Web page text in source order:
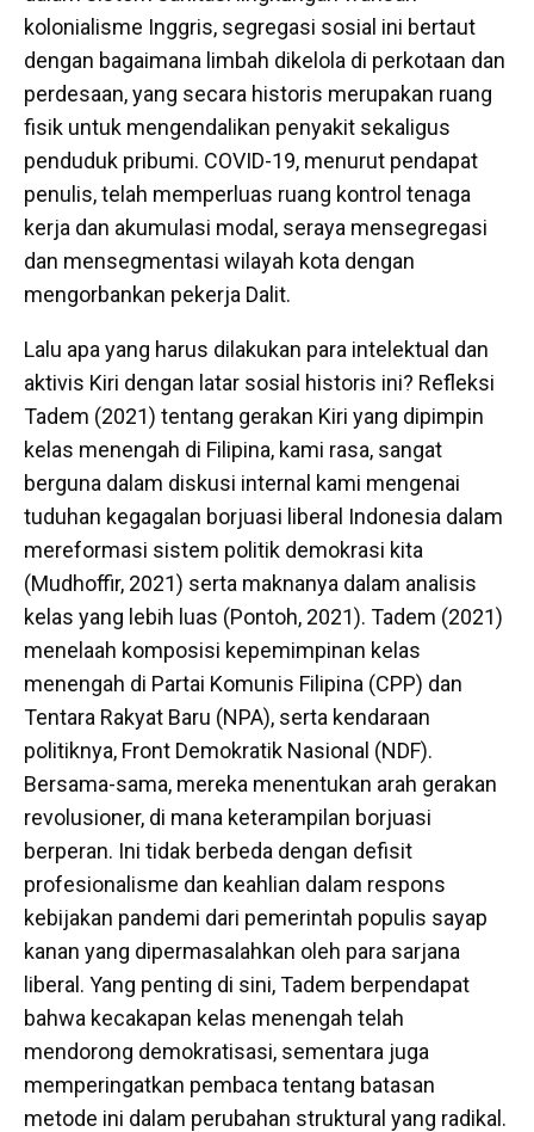
kolonialisme Inggris, segregasi sosial ini bertaut
dengan bagaimana limbah dikelola di perkotaan dan
perdesaan, yang secara historis merupakan ruang
fisik untuk mengendalikan penyakit sekaligus
penduduk pribumi. COVID-19, menurut pendapat
penulis, telah memperluas ruang kontrol tenaga
kerja dan akumulasi modal, seraya mensegregasi
dan mensegmentasi wilayah kota dengan
mengorbankan pekerja Dalit.
Lalu apa yang harus dilakukan para intelektual dan
aktivis Kiri dengan latar sosial historis ini? Refleksi
Tadem (2021) tentang gerakan Kiri yang dipimpin
kelas menengah di Filipina, kami rasa, sangat
berguna dalam diskusi internal kami mengenai
tuduhan kegagalan borjuasi liberal Indonesia dalam
mereformasi sistem politik demokrasi kita
(Mudhoffir, 2021) serta maknanya dalam analisis
kelas yang lebih luas (Pontoh, 2021). Tadem (2021)
menelaah komposisi kepemimpinan kelas
menengah di Partai Komunis Filipina (CPP) dan
Tentara Rakyat Baru (NPA), serta kendaraan
politiknya, Front Demokratik Nasional (NDF).
Bersama-sama, mereka menentukan arah gerakan
revolusioner, di mana keterampilan borjuasi
berperan. Ini tidak berbeda dengan defisit
profesionalisme dan keahlian dalam respons
kebijakan pandemi dari pemerintah populis sayap
kanan yang dipermasalahkan oleh para sarjana
liberal. Yang penting di sini, Tadem berpendapat
bahwa kecakapan kelas menengah telah
mendorong demokratisasi, sementara juga
memperingatkan pembaca tentang batasan
metode ini dalam perubahan struktural yang radikal.